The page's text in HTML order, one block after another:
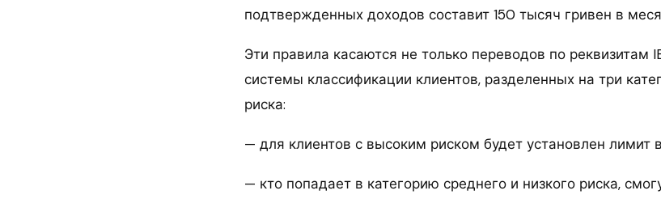
подтвержденных доходов составит 150 тысяч гривен в
Эти правила касаются не только переводов по реквизитам
системы классификации клиентов, разделенных на три
риска:
— для клиентов с высоким риском будет установлен лимит
— кто попадает в категорию среднего и низкого риска,